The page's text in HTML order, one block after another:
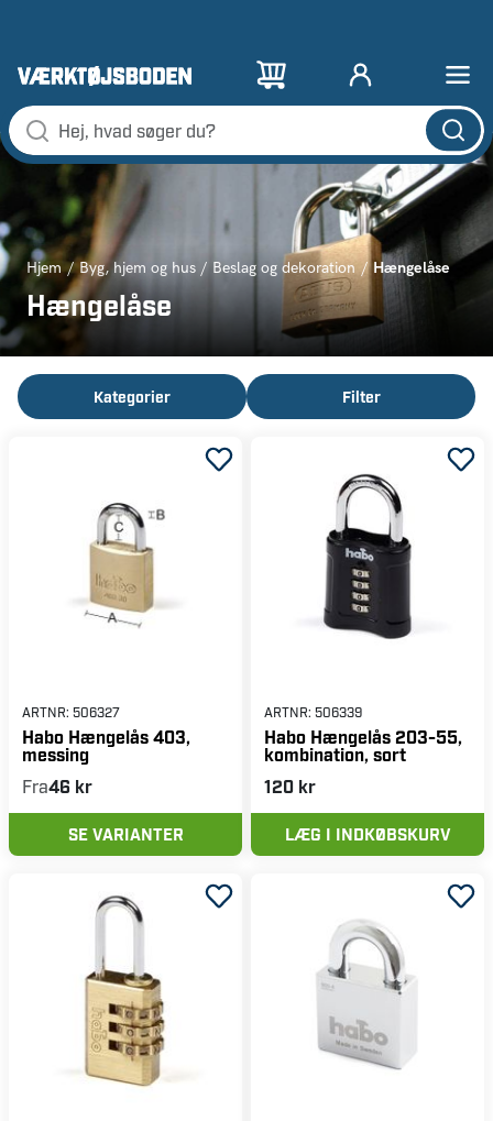
Hjem Byg, hjem og hus Beslag og dekoration Hængelåse
Hængelåse
Kategorier Filter
ARTNR: 506327
Habo Hængelås 403,
messing
Fra46 kr
SE VARIANTER
ARTNR: 506339
Habo Hængelås 203-55,
kombination, sort
120 kr
LÆG I INDKØBSKURV